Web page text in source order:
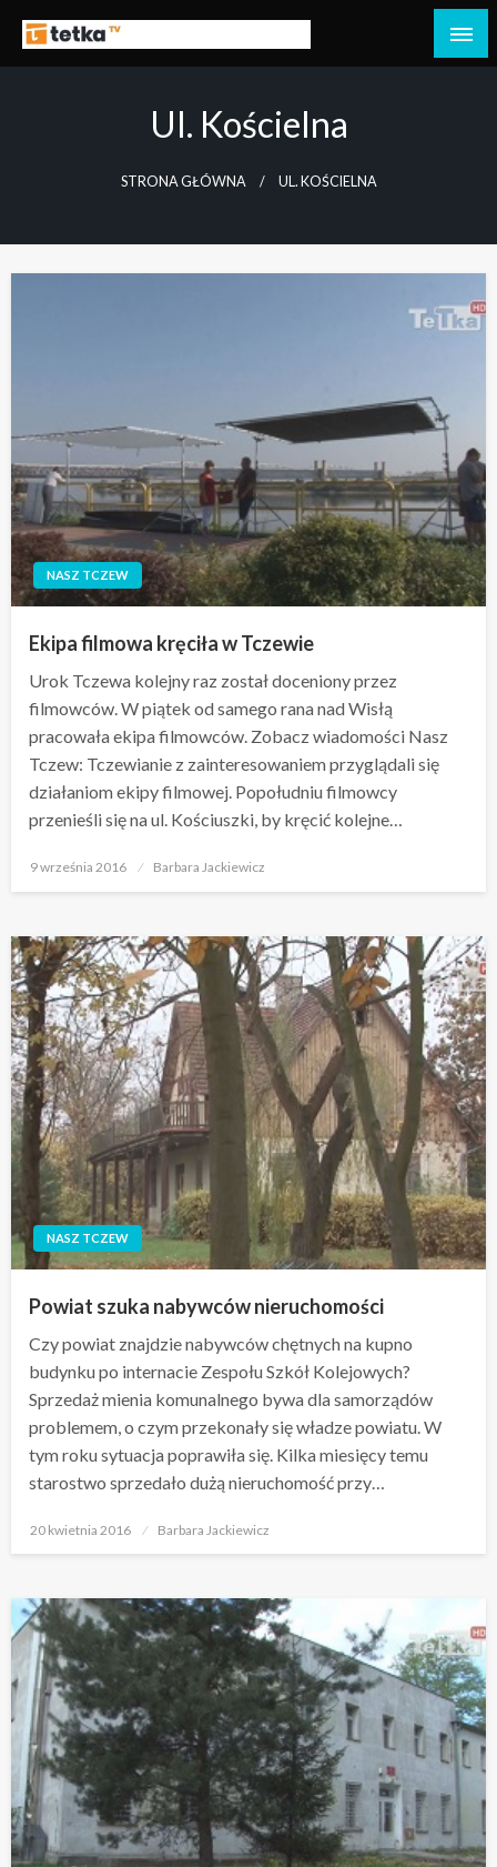
treściTv Tetka Tczew
Tetka Tczew – Twoja lokalna telewizja!
Ul. Kościelna
STRONA GŁÓWNA UL. KOŚCIELNA
NASZ TCZEW
Ekipa filmowa kręciła w Tczewie
Urok Tczewa kolejny raz został doceniony przez
filmowców. W piątek od samego rana nad Wisłą
pracowała ekipa filmowców. Zobacz wiadomości Nasz
Tczew: Tczewianie z zainteresowaniem przyglądali się
działaniom ekipy filmowej. Popołudniu filmowcy
przenieśli się na ul. Kościuszki, by kręcić kolejne…
Opublikowane
9 września 2016 Barbara Jackiewicz
NASZ TCZEW
Powiat szuka nabywców nieruchomości
Czy powiat znajdzie nabywców chętnych na kupno
budynku po internacie Zespołu Szkół Kolejowych?
Sprzedaż mienia komunalnego bywa dla samorządów
problemem, o czym przekonały się władze powiatu. W
tym roku sytuacja poprawiła się. Kilka miesięcy temu
starostwo sprzedało dużą nieruchomość przy…
Opublikowane
20 kwietnia 2016 Barbara Jackiewicz